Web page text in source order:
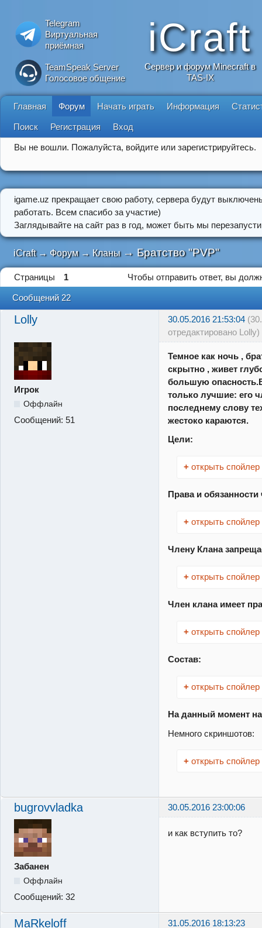
Telegram
Виртуальная
приёмная
TeamSpeak Server
Голосовое общение
iCraft
Сервер и форум Minecraft в
TAS-IX
Главная Форум Начать играть Информация
Поиск Регистрация Вход
Вы не вошли. Пожалуйста, войдите или зарегистрируйтесь.
igame.uz прекращает свою работу, сервера будут
работать. Всем спасибо за участие)
Заглядывайте на сайт раз в год, может быть мы
iCraft → Форум → Кланы → Братство "PVP"
Страницы 1 Чтобы отправить ответ, вы
Сообщений 22
Lolly 30.05.2016 21:53:04
отредактировано Lolly)
Игрок
Оффлайн
Сообщений: 51
Темное как ночь ,
скрытно , живет
большую
только лучшие: его
последнему слову
жестоко караются.
Цели:
+ открыть спойлер
Права и
+ открыть спойлер
Члену Клана
+ открыть спойлер
Член клана имеет
+ открыть спойлер
Состав:
+ открыть спойлер
На данный момент
Немного скриншотов:
+ открыть спойлер
bugrovvladka 30.05.2016 23:00:06
Забанен
Оффлайн
Сообщений: 32
и как вступить то?
MaRkeloff 31.05.2016 18:13:23